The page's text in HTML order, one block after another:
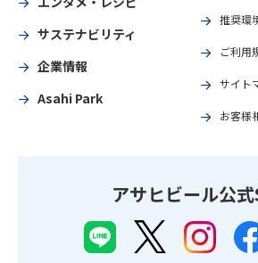
サステナビリティ
企業情報
Asahi Park
推奨環
ご利用
サイト
お客様
アサヒビール公式